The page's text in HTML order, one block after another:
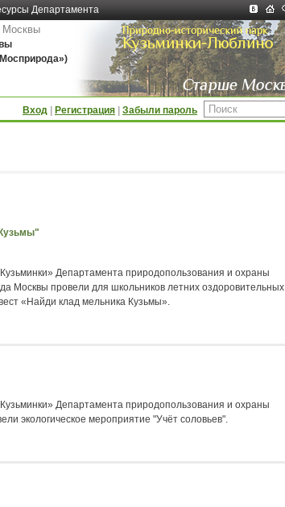
Департамента
Москвы
Вход Регистрация Забыли пароль
Департамента природопользования и охраны
Москвы провели для школьников летних оздоровительных
«Найди клад мельника Кузьмы».
Департамента природопользования и охраны
экологическое мероприятие "Учёт соловьев".